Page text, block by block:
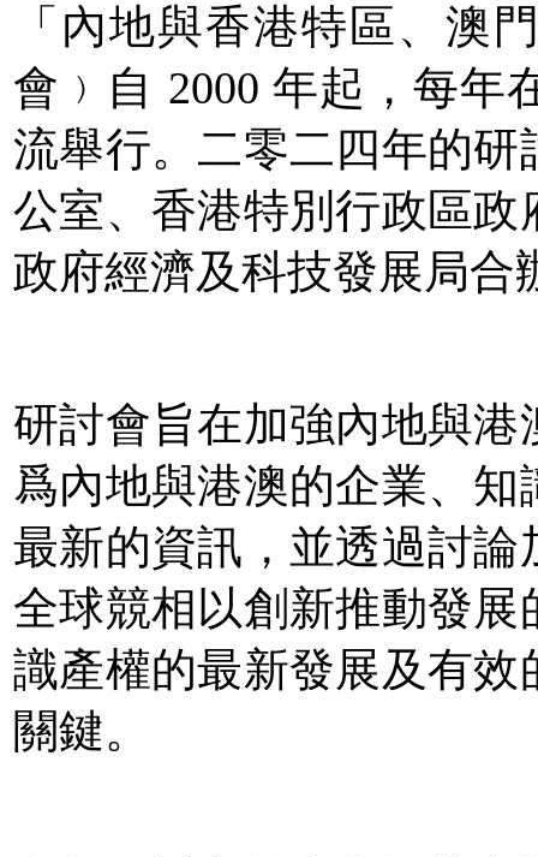
「內地與香港特區、澳
會﹚自 2000 年起，每年
流舉行。 二零二四年的研
公室、 香港特別行政區政
政府經濟及科技發展局合
研討會旨在加強內地與
爲內地與港澳的企業、知
最新的資訊，並透過討
全球競相以創新推動發
識產權的最新發展及有效
關鍵。